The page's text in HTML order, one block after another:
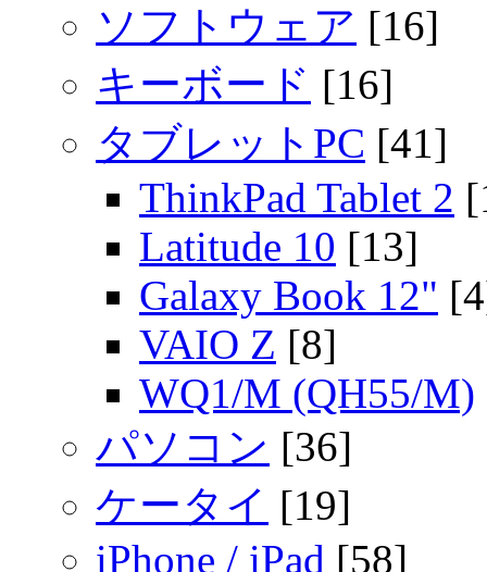
ソフトウェア [16]
キーボード [16]
タブレットPC [41]
ThinkPad Tablet 2
Latitude 10 [13]
Galaxy Book 12"
VAIO Z [8]
WQ1/M (QH55/M)
パソコン [36]
ケータイ [19]
iPhone / iPad [58]